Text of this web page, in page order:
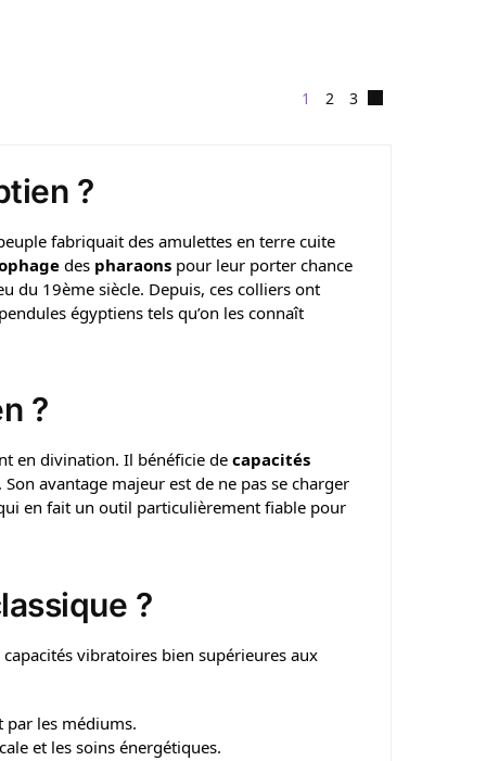
1 2 3
?
fabriquait des amulettes en terre cuite
des pharaonspour leur porter chance
du 19ème siècle. Depuis, ces colliers ont
égyptiens tels qu’on les connaît
?
en divination. Il bénéficie de capacités
avantage majeur est de ne pas se charger
en fait un outil particulièrement fiable pour
?
vibratoires bien supérieures aux
les médiums.
et les soins énergétiques.